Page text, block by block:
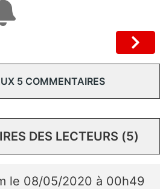
5 COMMENTAIRES
DES LECTEURS (5)
le 08/05/2020 à 00h49